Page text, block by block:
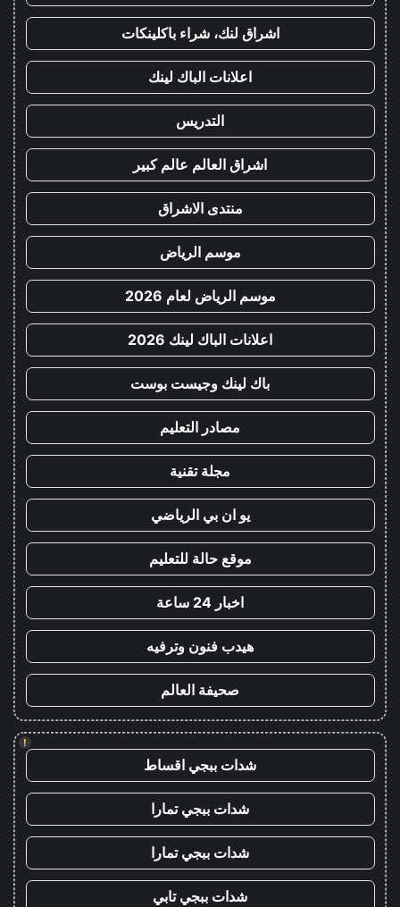
اشراق لنك، شراء باكلينكات
اعلانات الباك لينك
التدريس
اشراق العالم عالم كبير
منتدى الاشراق
موسم الرياض
موسم الرياض لعام 2026
اعلانات الباك لينك 2026
باك لينك وجيست بوست
مصادر التعليم
مجلة تقنية
يو ان بي الرياضي
موقع حالة للتعليم
اخبار 24 ساعة
هيدب فنون وترفيه
صحيفة العالم
!
شدات ببجي اقساط
شدات ببجي تمارا
شدات ببجي تمارا
شدات ببجي تابي